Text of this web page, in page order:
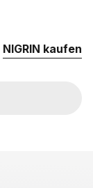
NIG­RIN kau­fen